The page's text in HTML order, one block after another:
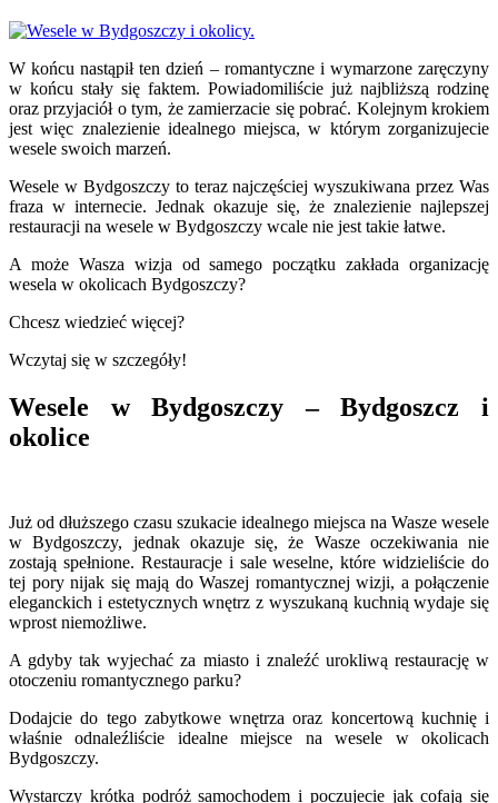
W końcu nastąpił ten dzień – romantyczne i wymarzone zaręczyny
w końcu stały się faktem. Powiadomiliście już najbliższą rodzinę
oraz przyjaciół o tym, że zamierzacie się pobrać. Kolejnym krokiem
jest więc znalezienie idealnego miejsca, w którym zorganizujecie
wesele swoich marzeń.
Wesele w Bydgoszczy to teraz najczęściej wyszukiwana przez Was
fraza w internecie. Jednak okazuje się, że znalezienie najlepszej
restauracji na wesele w Bydgoszczy wcale nie jest takie łatwe.
A może Wasza wizja od samego początku zakłada organizację
wesela w okolicach Bydgoszczy?
Chcesz wiedzieć więcej?
Wczytaj się w szczegóły!
Wesele w Bydgoszczy – Bydgoszcz i
okolice
Już od dłuższego czasu szukacie idealnego miejsca na Wasze wesele
w Bydgoszczy, jednak okazuje się, że Wasze oczekiwania nie
zostają spełnione. Restauracje i sale weselne, które widzieliście do
tej pory nijak się mają do Waszej romantycznej wizji, a połączenie
eleganckich i estetycznych wnętrz z wyszukaną kuchnią wydaje się
wprost niemożliwe.
A gdyby tak wyjechać za miasto i znaleźć urokliwą restaurację w
otoczeniu romantycznego parku?
Dodajcie do tego zabytkowe wnętrza oraz koncertową kuchnię i
właśnie odnaleźliście idealne miejsce na wesele w okolicach
Bydgoszczy.
Wystarczy krótka podróż samochodem i poczujecie jak cofają się